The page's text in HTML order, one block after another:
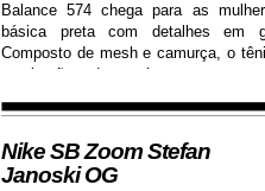
Balance 574 chega para as
básica preta com detalhes em
Composto de mesh e camurça, o
respiração dos pés e garante
Nike SB Zoom Stefan
Janoski OG